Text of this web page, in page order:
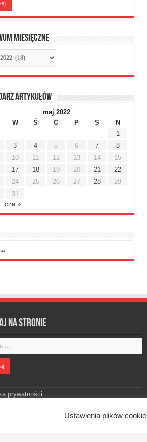
miesięczne
artykułów
maj 2022
W Ś C P S
N
1
3 4 5 6 7
8
10 11 12 13 14
15
17 18 19 20 21
22
24 25 26 27 28
29
31
cze »
na stronie
prywatności
Ustawienia plików cookie